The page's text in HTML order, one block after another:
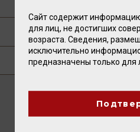
ТЕХНОЛОГИЯ
ГДЕ КУПИТЬ?
ВАМ ТАКЖЕ
Сайт содержит
для лиц, не достигших
возраста. Сведения,
исключительно
предназначены только для